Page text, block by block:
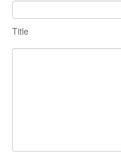
Title